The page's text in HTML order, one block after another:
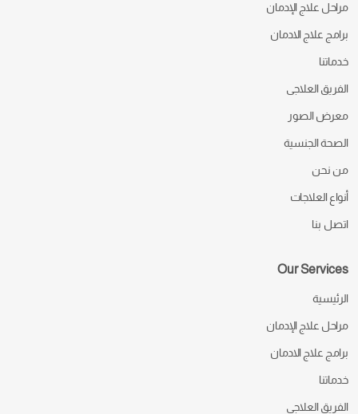
مراحل علاج الإدمان
برامج علاج الادمان
خدماتنا
الفريق العلاجى
معرض الصور
الصحة الجنسية
من نحن
أنواع العلاجات
اتصل بنا
Our Services
الرئيسية
مراحل علاج الإدمان
برامج علاج الادمان
خدماتنا
الفريق العلاجى